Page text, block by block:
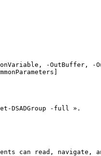
-OutBuffer, -
DSADGroup -full ».
can read, navigate,